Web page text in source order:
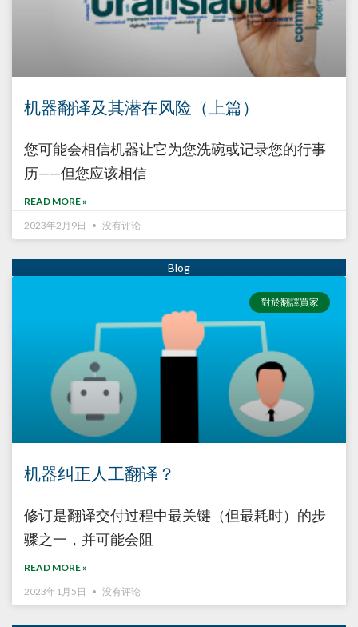
机器翻译及其潜在风险（上篇）
您可能会相信机器让它为您洗碗或记录您的行事
历——但您应该相信
READ MORE »
2023年2月9日
没有评论
對於翻譯買家
机器纠正人工翻译？
修订是翻译交付过程中最关键（但最耗时）的步
骤之一，并可能会阻
READ MORE »
2023年1月5日
没有评论